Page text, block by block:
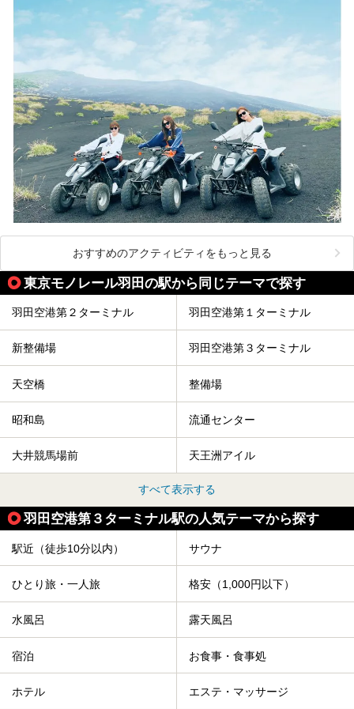
おすすめのアクティビティをもっと見る
東京モノレール羽田の駅から同じテーマで探す
羽田空港第２ターミナル 羽田空港第１ターミナル
新整備場 羽田空港第３ターミナル
天空橋 整備場
昭和島 流通センター
大井競馬場前 天王洲アイル
すべて表示する
羽田空港第３ターミナル駅の人気テーマから探す
駅近（徒歩10分以内） サウナ
ひとり旅・一人旅 格安（1,000円以下）
水風呂 露天風呂
宿泊 お食事・食事処
ホテル エステ・マッサージ